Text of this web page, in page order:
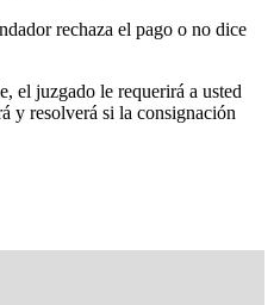
rechaza el pago o no dice
el juzgado le requerirá a usted
y resolverá si la consignación